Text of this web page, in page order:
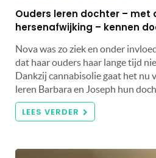
Ouders leren dochter – met
hersenafwijking – kennen
Nova was zo ziek en onder
dat haar ouders haar lange tijd
Dankzij cannabisolie gaat het nu
leren Barbara en Joseph hun
LEES VERDER